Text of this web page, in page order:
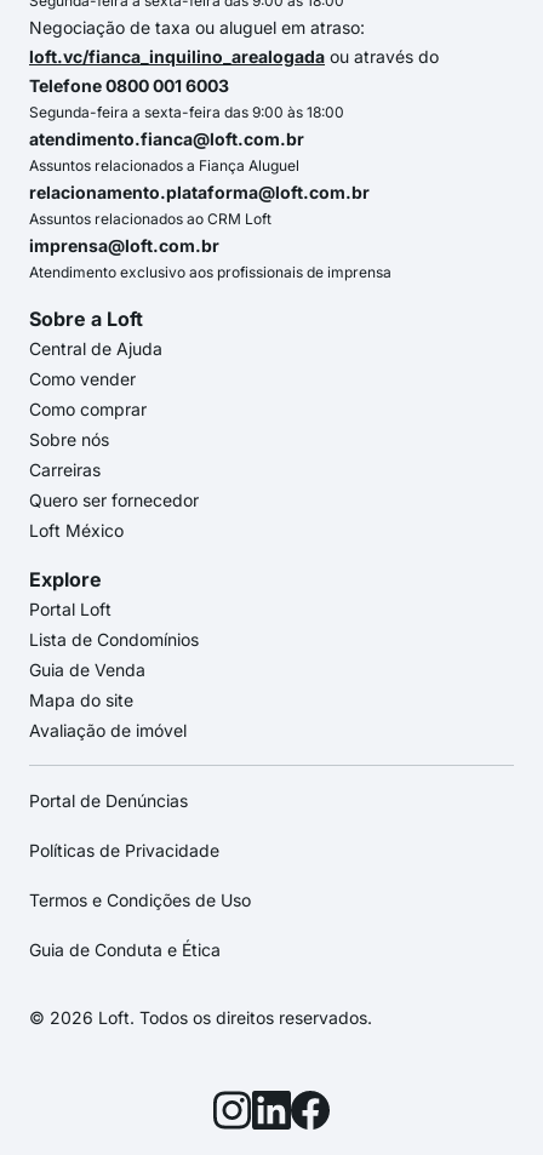
Negociação de taxa ou aluguel em atraso:
loft.vc/fianca_inquilino_arealogada ou através do
Telefone 0800 001 6003
Segunda-feira a sexta-feira das 9:00 às 18:00
atendimento.fianca@loft.com.br
Assuntos relacionados a Fiança Aluguel
relacionamento.plataforma@loft.com.br
Assuntos relacionados ao CRM Loft
imprensa@loft.com.br
Atendimento exclusivo aos profissionais de imprensa
Sobre a Loft
Central de Ajuda
Como vender
Como comprar
Sobre nós
Carreiras
Quero ser fornecedor
Loft México
Explore
Portal Loft
Lista de Condomínios
Guia de Venda
Mapa do site
Avaliação de imóvel
Portal de Denúncias
Políticas de Privacidade
Termos e Condições de Uso
Guia de Conduta e Ética
© 2026 Loft. Todos os direitos reservados.